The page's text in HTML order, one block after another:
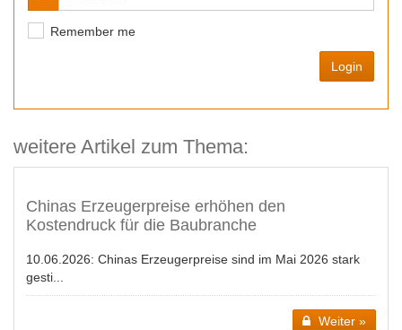
Remember me
Login
weitere Artikel zum Thema:
Chinas Erzeugerpreise erhöhen den
Kostendruck für die Baubranche
10.06.2026: Chinas Erzeugerpreise sind im Mai 2026 stark
gesti...
Weiter »